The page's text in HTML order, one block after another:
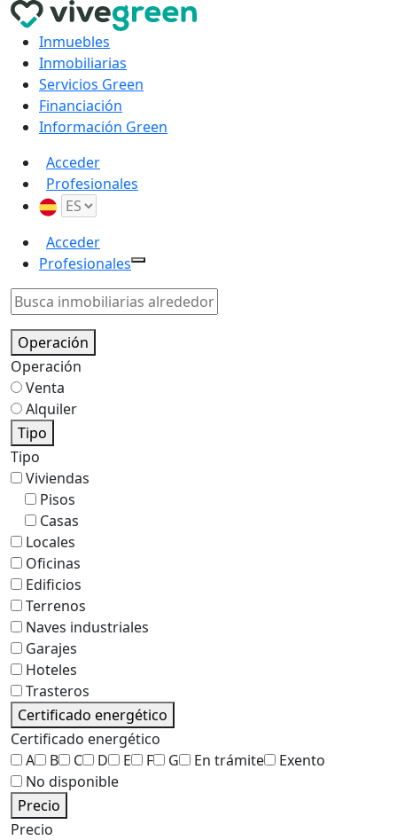
Inmuebles
Inmobiliarias
Servicios Green
Financiación
Información Green
Acceder
Profesionales
Acceder
Profesionales
Operación
Operación
Venta
Alquiler
Tipo
Tipo
Viviendas
Pisos
Casas
Locales
Oficinas
Edificios
Terrenos
Naves industriales
Garajes
Hoteles
Trasteros
Certificado energético
Certificado energético
A
B C D E F G En trámite
Exento
No disponible
Precio
Precio